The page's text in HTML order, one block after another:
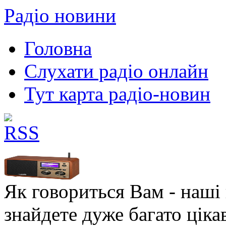
Радіо новини
Головна
Слухати радіо онлайн
Тут карта радіо-новин
Як говориться Вам - наші
знайдете дуже багато